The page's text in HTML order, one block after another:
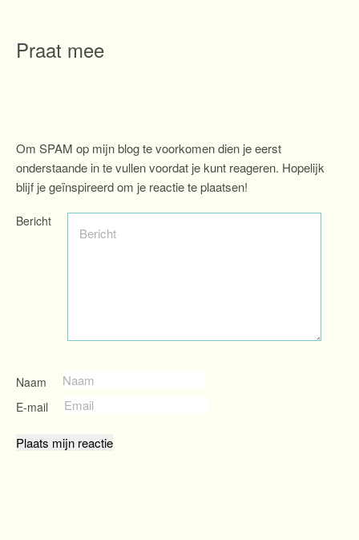
Praat mee
Om SPAM op mijn blog te voorkomen dien je eerst
onderstaande in te vullen voordat je kunt reageren. Hopelijk
blijf je geïnspireerd om je reactie te plaatsen!
Bericht
Naam
E-mail